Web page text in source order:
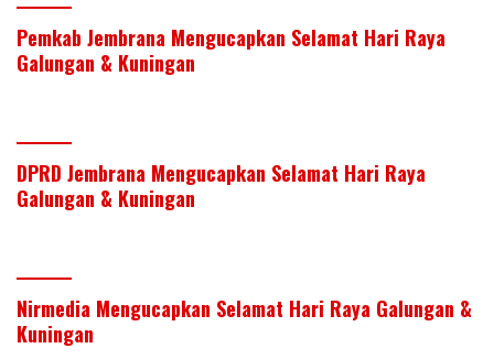
Pemkab Jembrana Mengucapkan Selamat Hari Raya
Galungan & Kuningan
DPRD Jembrana Mengucapkan Selamat Hari Raya
Galungan & Kuningan
Nirmedia Mengucapkan Selamat Hari Raya Galungan &
Kuningan